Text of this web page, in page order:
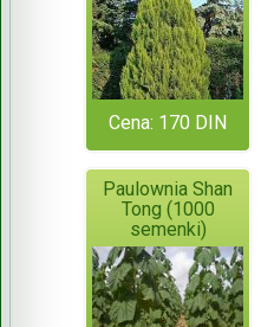
Cena: 170 DIN
Paulownia Shan
Tong (1000
semenki)